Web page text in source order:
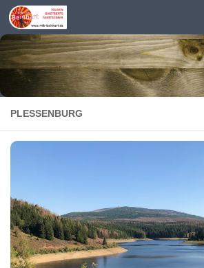
Zum Inhalt springen
PLESSENBURG